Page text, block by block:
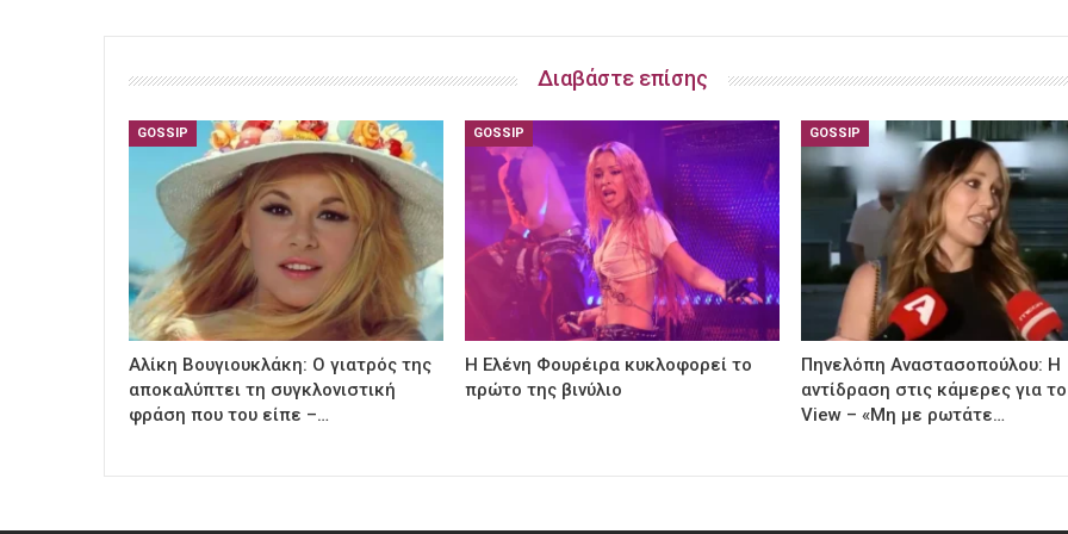
Διαβάστε επίσης
GOSSIP
Αλίκη Βουγιουκλάκη: Ο γιατρός της
αποκαλύπτει τη συγκλονιστική
φράση που του είπε –…
GOSSIP
Η Ελένη Φουρέιρα κυκλοφορεί το
πρώτο της βινύλιο
GOSSIP
Πηνελόπη Αναστασοπούλου: Η
αντίδραση στις κάμερες για
View – «Μη με ρωτάτε…